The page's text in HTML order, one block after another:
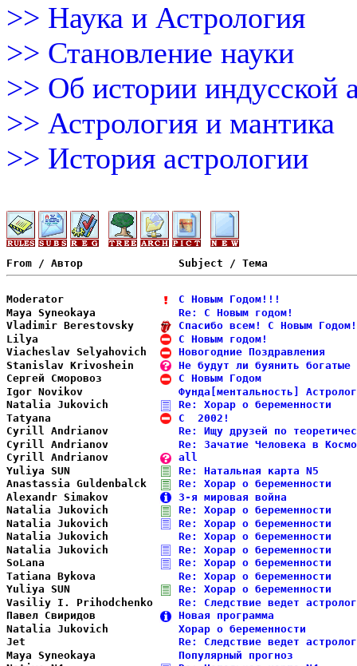
>> Наука и Астрология
>> Становление науки
>> Об истории индусской
>> Астрология и мантика
>> История астрологии
Moderator
С Новым
Maya Syneokaya
Re: С Новым
Vladimir Berestovsky
Спасибо всем! С Новым
Lilya
С Новым
Viacheslav Selyahovich
Новогодние
Stanislav Krivoshein
Не будут ли буянить
Сергей Сморовоз
С Новым
Igor Novikov
Фунда[ментальность]
Natalia Jukovich
Re: Хорар о
Tatyana
С
Cyrill Andrianov
Re: Ищу друзей по
Cyrill Andrianov
Re: Зачатие Человека в
Cyrill Andrianov
Yuliya SUN
Re: Натальная
Anastassia Guldenbalck
Re: Хорар о
Alexandr Simakov
3-я мировая
Natalia Jukovich
Re: Хорар о
Natalia Jukovich
Re: Хорар о
Natalia Jukovich
Re: Хорар о
Natalia Jukovich
Re: Хорар о
SoLana
Re: Хорар о
Tatiana Bykova
Re: Хорар о
Yuliya SUN
Re: Хорар о
Vasiliy I. Prihodchenko
Re: Следствие ведет
Павел Свиридов
Новая
Natalia Jukovich
Хорар о
Jet
Re: Следствие ведет
Maya Syneokaya
Популярный